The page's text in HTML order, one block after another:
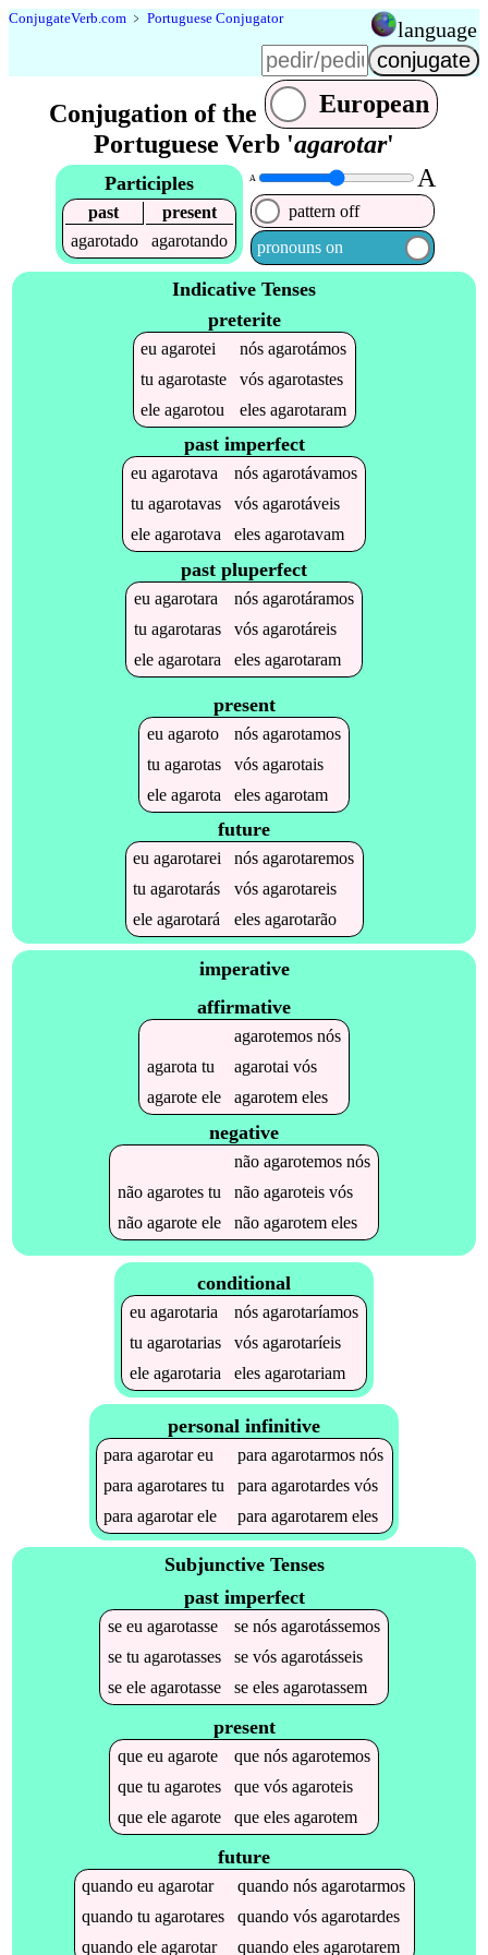
ConjugateVerb.com ﹥ Portuguese Conjugator language
Conjugation of the
European
Portuguese Verb 'agarotar'
Participles
past
present
agarotado
agarotando
A A
pattern off
pronouns on
Indicative Tenses
preterite
euagarotei nósagarotámos
tuagarotaste vósagarotastes
eleagarotou elesagarotaram
past imperfect
eu agarotava nós agarotávamos
tu agarotavas vós agarotáveis
ele agarotava eles agarotavam
past pluperfect
eu agarotara nós agarotáramos
tu agarotaras vós agarotáreis
ele agarotara eles agarotaram
present
eu agaroto nós agarotamos
tu agarotas vós agarotais
ele agarota eles agarotam
future
euagarotarei nósagarotaremos
tuagarotarás vósagarotareis
eleagarotará elesagarotarão
imperative
affirmative
agarotemosnós
agarota tu agarotai vós
agaroteele agarotemeles
negative
não agarotemosnós
não agarotestu não agaroteisvós
não agaroteele não agarotemeles
conditional
eu agarotaria nós agarotaríamos
tu agarotarias vós agarotaríeis
ele agarotaria eles agarotariam
personal infinitive
paraagarotareu paraagarotarmos nós
paraagarotares tu paraagarotardes vós
paraagarotarele paraagarotarem eles
Subjunctive Tenses
past imperfect
se eu agarotasse se nós agarotássemos
se tu agarotasses se vós agarotásseis
se ele agarotasse se eles agarotassem
present
que eu agarote que nós agarotemos
que tu agarotes que vós agaroteis
que ele agarote que eles agarotem
future
quandoeuagarotar quandonósagarotarmos
quandotuagarotares quandovósagarotardes
quandoeleagarotar quandoelesagarotarem